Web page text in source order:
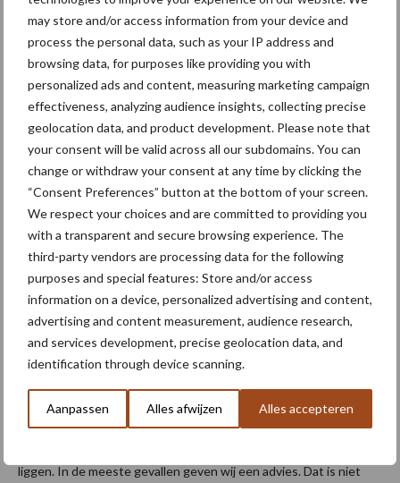
may store and/or access information from your device and
process the personal data, such as your IP address and
browsing data, for purposes like providing you with
personalized ads and content, measuring marketing campaign
effectiveness, analyzing audience insights, collecting precise
geolocation data, and product development. Please note that
your consent will be valid across all our subdomains. You can
change or withdraw your consent at any time by clicking the
“Consent Preferences” button at the bottom of your screen.
We respect your choices and are committed to providing you
with a transparent and secure browsing experience. The
third-party vendors are processing data for the following
purposes and special features: Store and/or access
information on a device, personalized advertising and content,
advertising and content measurement, audience research,
and services development, precise geolocation data, and
identification through device scanning.
Aanpassen Alles afwijzen Alles accepteren
“Eigenlijk is er geen enkele techniek waar vervuiling uitgesloten
is,” vertelt Truin terwijl hij een zaaischijf van een precisiezaaier
vacuüm aangezogen. Op de juiste plek wordt de druk losgelaten
en valt het zaadje door middel van zwaartekracht weg. Hier is het
belangrijk dat je een constante, goede aanzuiging hebt. Ook zijn
er merken die het overtollige zaad wegblazen. Je ziet dat het niet
goed gaat als er sprake is van luchtlekken. Het voordeel is wel dat
de huidige machines zijn uitgerust zijn met misserdetectie en
gps-ondersteunende technieken. Je kunt snel actie ondernemen
zodra er iets mis gaat.”
Controleer ook de ketting
Bij zaaimachines waarvan het doseerwiel mechanisch is
ophopingen en het checken van de kouterdruk een must.
“Eigenlijk zijn dit zaken die iedere loonwerker zelf wel oppakt. Als
liggen. In de meeste gevallen geven wij een advies. Dat is niet